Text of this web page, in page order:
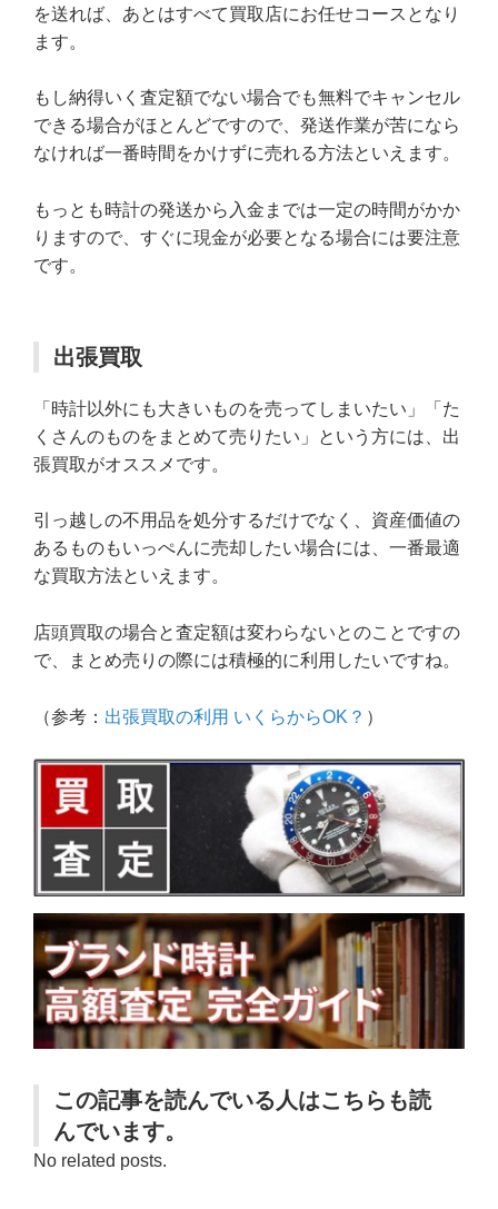
を送れば、あとはすべて買取店にお任せコースとなり
ます。
もし納得いく査定額でない場合でも無料でキャンセル
できる場合がほとんどですので、発送作業が苦になら
なければ一番時間をかけずに売れる方法といえます。
もっとも時計の発送から入金までは一定の時間がかか
りますので、すぐに現金が必要となる場合には要注意
です。
出張買取
「時計以外にも大きいものを売ってしまいたい」「た
くさんのものをまとめて売りたい」という方には、出
張買取がオススメです。
引っ越しの不用品を処分するだけでなく、資産価値の
あるものもいっぺんに売却したい場合には、一番最適
な買取方法といえます。
店頭買取の場合と査定額は変わらないとのことですの
で、まとめ売りの際には積極的に利用したいですね。
（参考： 出張買取の利用 いくらからOK？ ）
この記事を読んでいる人はこちらも読
んでいます。
No related posts.